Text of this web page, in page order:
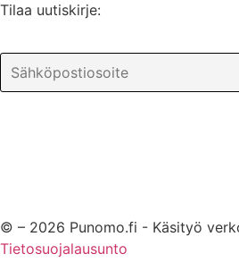
Tilaa uutiskirje:
© – 2026 Punomo.fi - Käsityö
Tietosuojalausunto